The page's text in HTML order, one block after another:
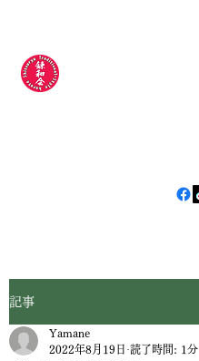
記事
Yamane
2022年8月19日 読了時間: 1分